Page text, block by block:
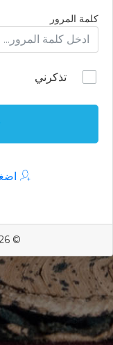
كلمة المرور
تذكرني
© 2026 جميع الحقوق محفوظة